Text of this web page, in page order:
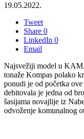
19.05.2022.
Tweet
Share 0
LinkedIn 0
Email
Najsvežiji model u
tonaže Kompas polako
ponudi je od početka
debitovala je jedna od
šasijama novajlije iz
odvoženje komunalnog